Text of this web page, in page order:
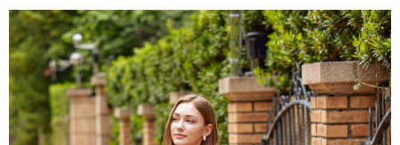
【「AFTEE先享後付」結帳流程】
１．於結帳方式選擇「AFTEE先享後付」後，將跳轉至「AFTEE先享後付」
結帳頁面，進行簡訊認證並確認金額後，即可完成結帳。
２．訂單成立數日內，您將收到繳費通知簡訊。
３．收到繳費通知簡訊後14天內，點擊此簡訊中的連結，可透過四大超商／
ATM／網路銀行／等多元方式進行付款，方視為交易完成。
※ 請注意：結帳手續完成當下不需立刻繳費，但若您需要取消訂單，請聯絡
購買商品的店家。未經商家同意取消之訂單仍視為有效，需透過AFTEE先享
後付繳納相關費用。
付款後全家取貨---滿2000元免運
每筆NT$60，滿NT$2,000(含以上)免運費
7-11--滿2000元免運
每筆NT$60，滿NT$2,000(含以上)免運費
付款後7-11取貨---滿2000元免運